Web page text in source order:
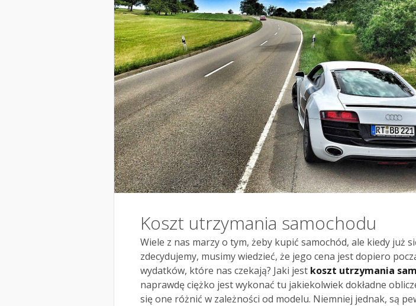
Koszt utrzymania samochodu
Wiele z nas marzy o tym, żeby kupić samochód, ale kiedy już
zdecydujemy, musimy wiedzieć, że jego cena jest dopiero
wydatków, które nas czekają? Jaki jest koszt utrzymania
naprawdę ciężko jest wykonać tu jakiekolwiek dokładne
się one różnić w zależności od modelu. Niemniej jednak, są